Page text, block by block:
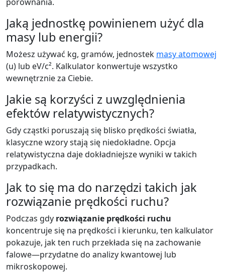
Jaką jednostkę powinienem użyć dla
masy lub energii?
Możesz używać kg, gramów, jednostek masy atomowej
(u) lub eV/c². Kalkulator konwertuje wszystko
wewnętrznie za Ciebie.
Jakie są korzyści z uwzględnienia
efektów relatywistycznych?
Gdy cząstki poruszają się blisko prędkości światła,
klasyczne wzory stają się niedokładne. Opcja
relatywistyczna daje dokładniejsze wyniki w takich
przypadkach.
Jak to się ma do narzędzi takich jak
rozwiązanie prędkości ruchu?
Podczas gdy rozwiązanie prędkości ruchu
koncentruje się na prędkości i kierunku, ten kalkulator
pokazuje, jak ten ruch przekłada się na zachowanie
falowe—przydatne do analizy kwantowej lub
mikroskopowej.